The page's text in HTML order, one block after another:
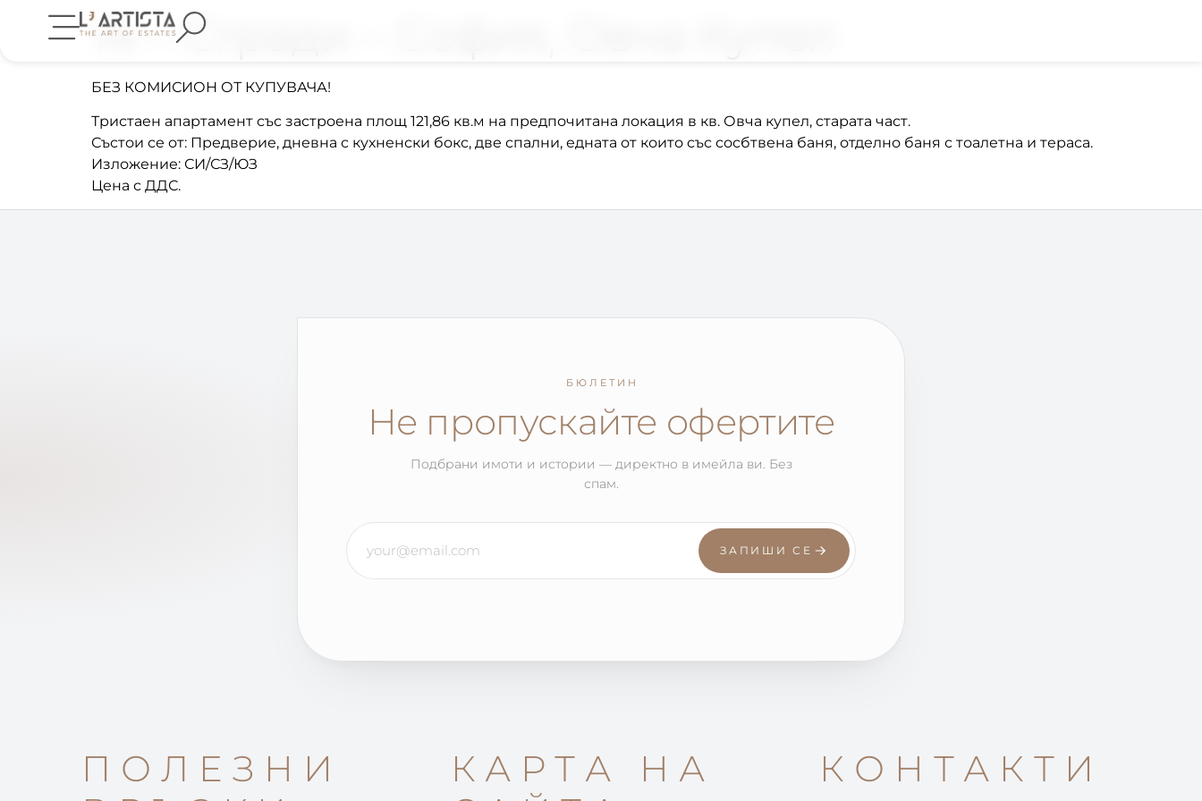
14 – Сгради – София, Овча Купел
БЕЗ КОМИСИОН ОТ КУПУВАЧА!
Тристаен апартамент със застроена площ 121,86 кв.м на предпочитана локация в кв. Овча купел, старата част.
Състои се от: Предверие, дневна с кухненски бокс, две спални, едната от които със сосбтвена баня, отделно баня с тоалетна и тераса.
Изложение: СИ/СЗ/ЮЗ
Цена с ДДС.
БЮЛЕТИН
Не пропускайте офертите
Подбрани имоти и истории — директно в имейла ви. Без
спам.
ЗАПИШИ СЕ
ПОЛЕЗНИ
КАРТА НА
КОНТАКТИ